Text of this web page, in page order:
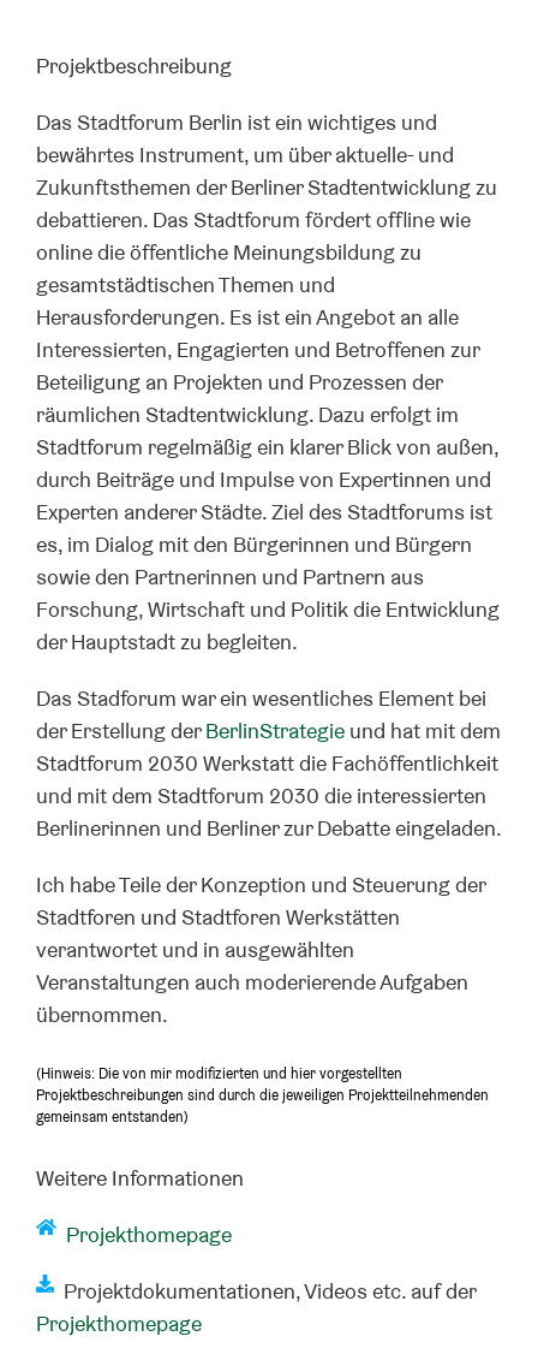
Projektbeschreibung
Das Stadtforum Berlin ist ein wichtiges und
bewährtes Instrument, um über aktuelle- und
Zukunftsthemen der Berliner Stadtentwicklung zu
debattieren. Das Stadtforum fördert offline wie
online die öffentliche Meinungsbildung zu
gesamtstädtischen Themen und
Herausforderungen. Es ist ein Angebot an alle
Interessierten, Engagierten und Betroffenen zur
Beteiligung an Projekten und Prozessen der
räumlichen Stadtentwicklung. Dazu erfolgt im
Stadtforum regelmäßig ein klarer Blick von außen,
durch Beiträge und Impulse von Expertinnen und
Experten anderer Städte. Ziel des Stadtforums ist
es, im Dialog mit den Bürgerinnen und Bürgern
sowie den Partnerinnen und Partnern aus
Forschung, Wirtschaft und Politik die Entwicklung
der Hauptstadt zu begleiten.
Das Stadforum war ein wesentliches Element bei
der Erstellung derBerlinStrategie und hat mit dem
Stadtforum 2030 Werkstatt die Fachöffentlichkeit
und mit dem Stadtforum 2030 die interessierten
Berlinerinnen und Berliner zur Debatte eingeladen.
Ich habe Teile der Konzeption und Steuerung der
Stadtforen und Stadtforen Werkstätten
verantwortet und in ausgewählten
Veranstaltungen auch moderierende Aufgaben
übernommen.
(Hinweis: Die von mir modifizierten und hier vorgestellten
Projektbeschreibungen sind durch die jeweiligen Projektteilnehmenden
gemeinsam entstanden)
Weitere Informationen
Projekthomepage
Projektdokumentationen, Videos etc. auf der
Projekthomepage